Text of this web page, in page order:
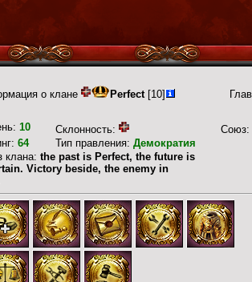
о клане Perfect[10]
10 Склонность:
Союз:
64 Тип правления: Демократия
клана: the past is Perfect, the future is
Victory beside, the enemy in